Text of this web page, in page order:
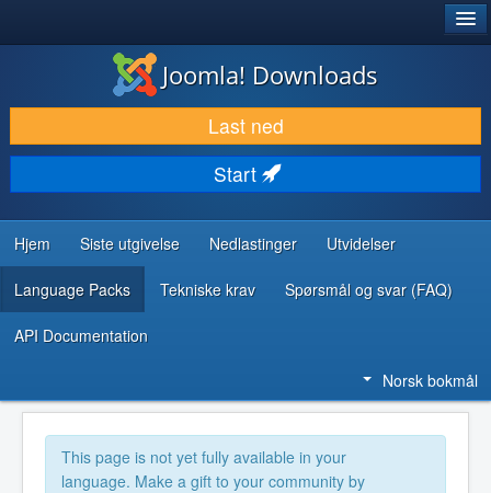
LAST NED & UTVID
OPPDAG & LÆR
SAMFUNN & BRUKERSTØTTE
UTVIKLINGSRESSURSER
Joomla! Downloads
Last ned
Start
Hjem Siste utgivelse Nedlastinger Utvidelser
Language Packs Tekniske krav Spørsmål og svar (FAQ)
API Documentation
Norsk bokmål
This page is not yet fully available in your
language. Make a gift to your community by